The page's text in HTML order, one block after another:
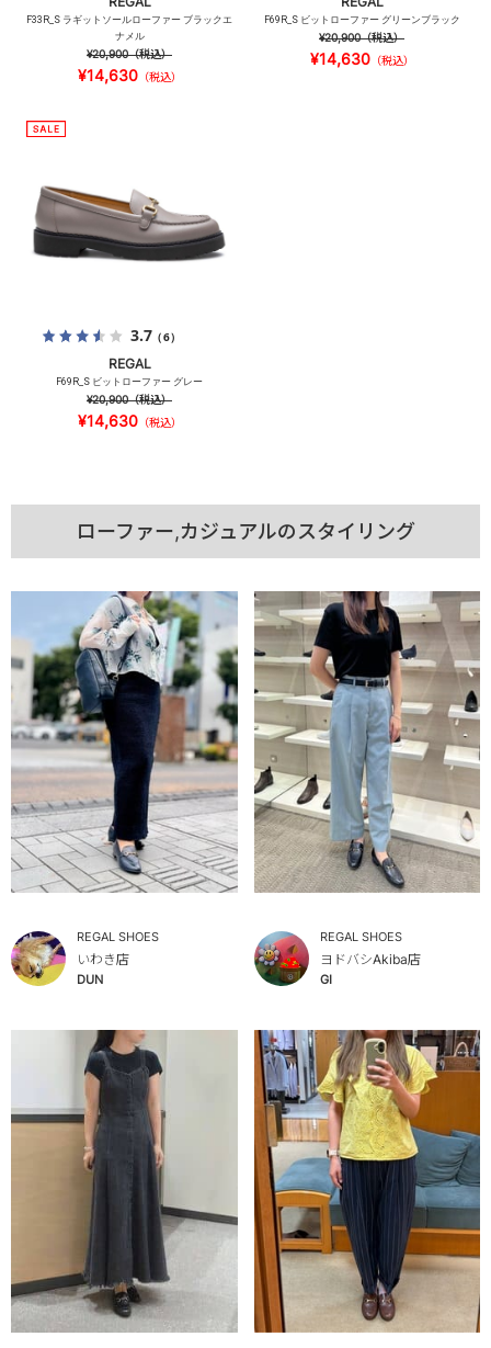
F33R_S ラギットソールローファー ブラックエ
ナメル
¥20,900（税込）
¥14,630（税込）
F69R_S ビットローファー グリーンブラック
¥20,900（税込）
¥14,630（税込）
3.7（6）
REGAL
F69R_S ビットローファー グレー
¥20,900（税込）
¥14,630（税込）
ローファー,カジュアルのスタイリング
REGAL SHOES
いわき店
DUN
REGAL SHOES
ヨドバシAkiba店
GI